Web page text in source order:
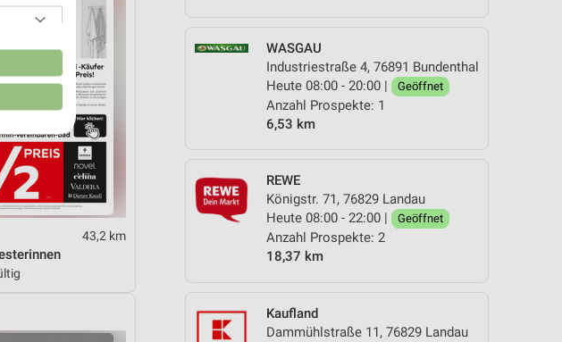
WASGAU
Industriestraße 4, 76891 Bundenthal
Heute 08:00 - 20:00 |
Geöffnet
Anzahl Prospekte: 1
6,53 km
REWE
Königstr. 71, 76829 Landau
Heute 08:00 - 22:00 |
Geöffnet
Anzahl Prospekte: 2
18,37 km
Kaufland
Dammühlstraße 11, 76829 Landau
43,2 km